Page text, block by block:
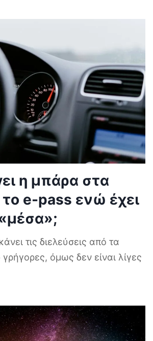
η μπάρα στα
το e-pass ενώ έχει
τις διελεύσεις από τα
γρήγορες, όμως δεν είναι λίγες